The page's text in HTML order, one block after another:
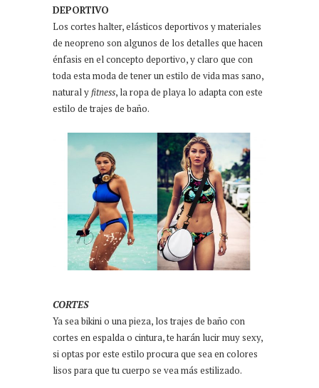
DEPORTIVO
Los cortes halter, elásticos deportivos y materiales
de neopreno son algunos de los detalles que hacen
énfasis en el concepto deportivo, y claro que con
toda esta moda de tener un estilo de vida mas sano,
natural yfitness, la ropa de playa lo adapta con este
estilo de trajes de baño.
CORTES
Ya sea bikini o una pieza, los trajes de baño con
cortes en espalda o cintura, te harán lucir muy sexy,
si optas por este estilo procura que sea en colores
lisos para que tu cuerpo se vea más estilizado.